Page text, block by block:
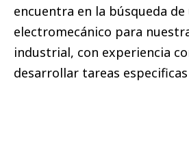
encuentra en la búsqueda
electromecánico para
industrial, con experiencia
desarrollar tareas